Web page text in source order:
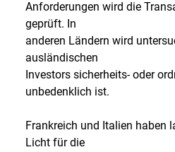
Anforderungen wird die
geprüft. In
anderen Ländern wird
ausländischen
Investors sicherheits- oder
unbedenklich ist.
Frankreich und Italien haben
Licht für die